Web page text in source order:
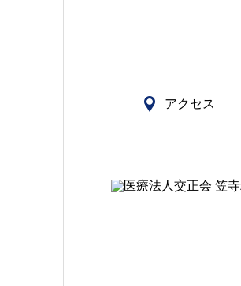
アクセス